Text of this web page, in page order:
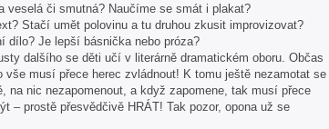
veselá či smutná? Naučíme se smát i plakat?
Stačí umět polovinu a tu druhou zkusit improvizovat?
dílo? Je lepší básnička nebo próza?
dalšího se děti učí v literárně dramatickém oboru. Občas
musí přece herec zvládnout! K tomu ještě nezamotat se
na nic nezapomenout, a když zapomene, tak musí přece
– prostě přesvědčivě HRÁT! Tak pozor, opona už se